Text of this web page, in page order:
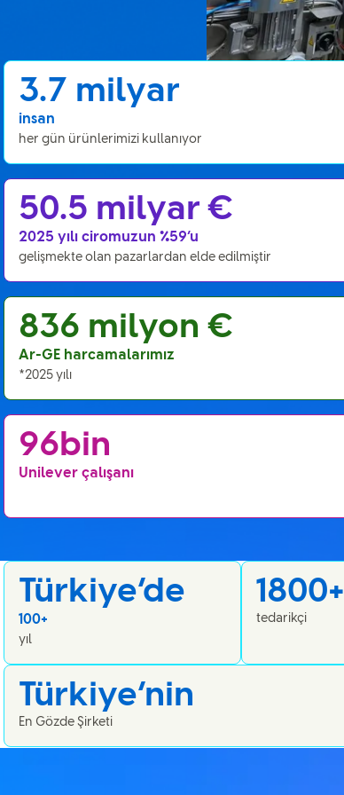
3.7 milyar
insan
her gün ürünlerimizi kullanıyor
50.5 milyar €
2025 yılı ciromuzun %59’u
gelişmekte olan pazarlardan elde edilmiştir
836 milyon €
Ar-GE harcamalarımız
*2025 yılı
96bin
Unilever çalışanı
Türkiye’de
100+
yıl
1800+
tedarikçi
Türkiye’nin
En Gözde Şirketi